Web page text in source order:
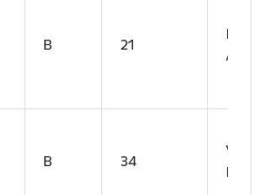
B 21
Rita
B 34